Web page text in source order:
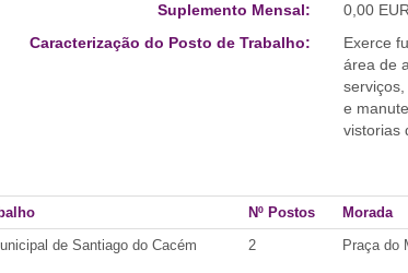
Suplemento Mensal:
0,00 EUR
Caracterização do Posto de Trabalho:
Exerce
área de
e
vistorias
Nº Postos Morada
de Santiago do Cacém
2 Praça do